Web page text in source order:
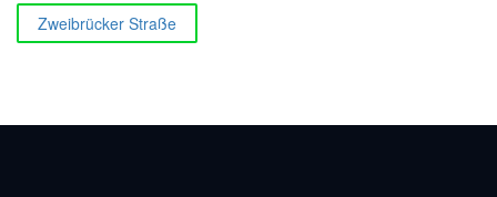
Zweibrücker Straße